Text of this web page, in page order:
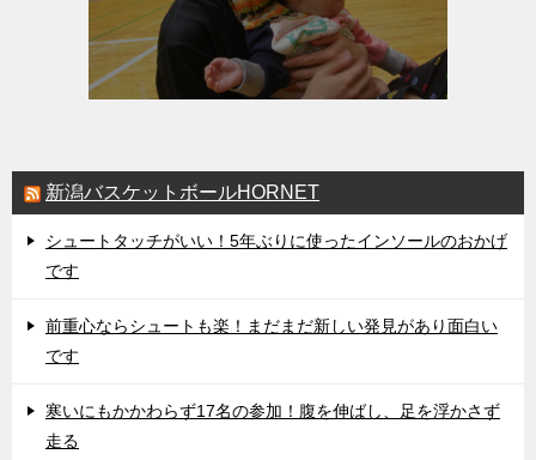
新潟バスケットボールHORNET
シュートタッチがいい！5年ぶりに使ったインソールのおかげ
です
前重心ならシュートも楽！まだまだ新しい発見があり面白い
です
寒いにもかかわらず17名の参加！腹を伸ばし、足を浮かさず
走る